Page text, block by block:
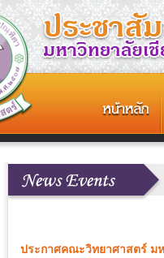
ประกาศคณะวิทยาศาสตร์ ม